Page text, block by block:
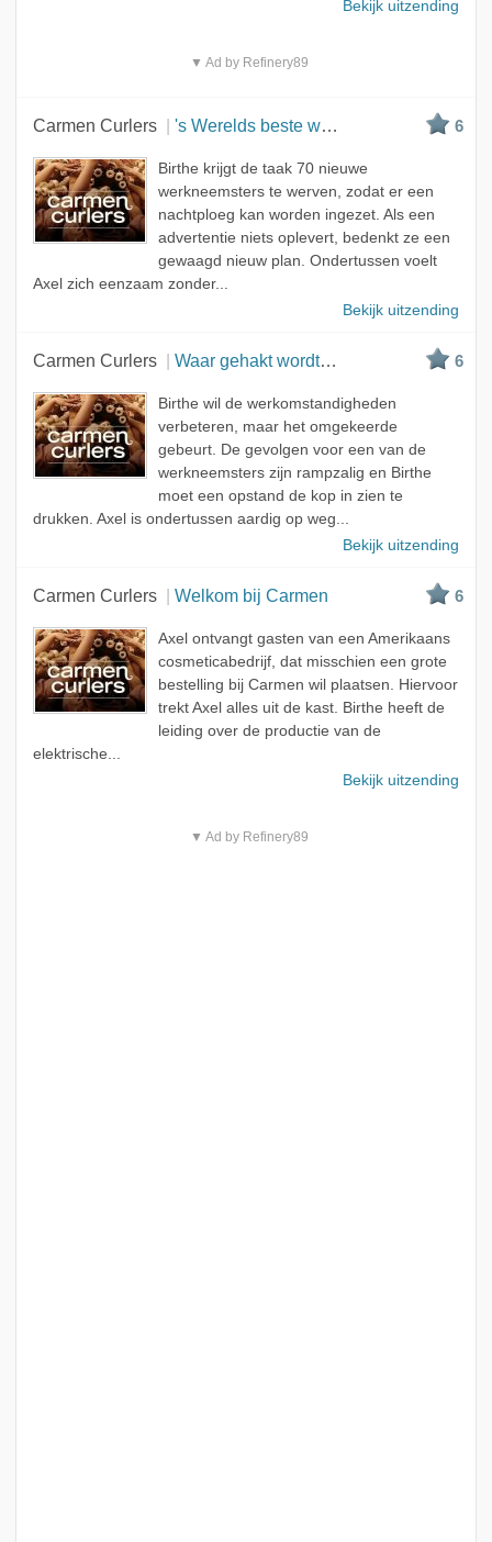
Bekijk uitzending
▼ Ad by Refinery89
Carmen Curlers 's Werelds beste werkgever 6
Birthe krijgt de taak 70 nieuwe
werkneemsters te werven, zodat er een
nachtploeg kan worden ingezet. Als een
advertentie niets oplevert, bedenkt ze een
gewaagd nieuw plan. Ondertussen voelt
Axel zich eenzaam zonder...
Bekijk uitzending
Carmen Curlers Waar gehakt wordt, vallen spaanders 6
Birthe wil de werkomstandigheden
verbeteren, maar het omgekeerde
gebeurt. De gevolgen voor een van de
werkneemsters zijn rampzalig en Birthe
moet een opstand de kop in zien te
drukken. Axel is ondertussen aardig op weg...
Bekijk uitzending
Carmen Curlers Welkom bij Carmen 6
Axel ontvangt gasten van een Amerikaans
cosmeticabedrijf, dat misschien een grote
bestelling bij Carmen wil plaatsen. Hiervoor
trekt Axel alles uit de kast. Birthe heeft de
leiding over de productie van de
elektrische...
Bekijk uitzending
▼ Ad by Refinery89